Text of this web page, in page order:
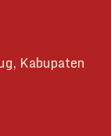
Kabupaten